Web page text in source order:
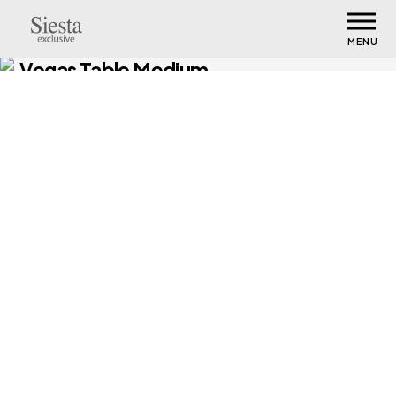
Vegas Table Medium
MENU